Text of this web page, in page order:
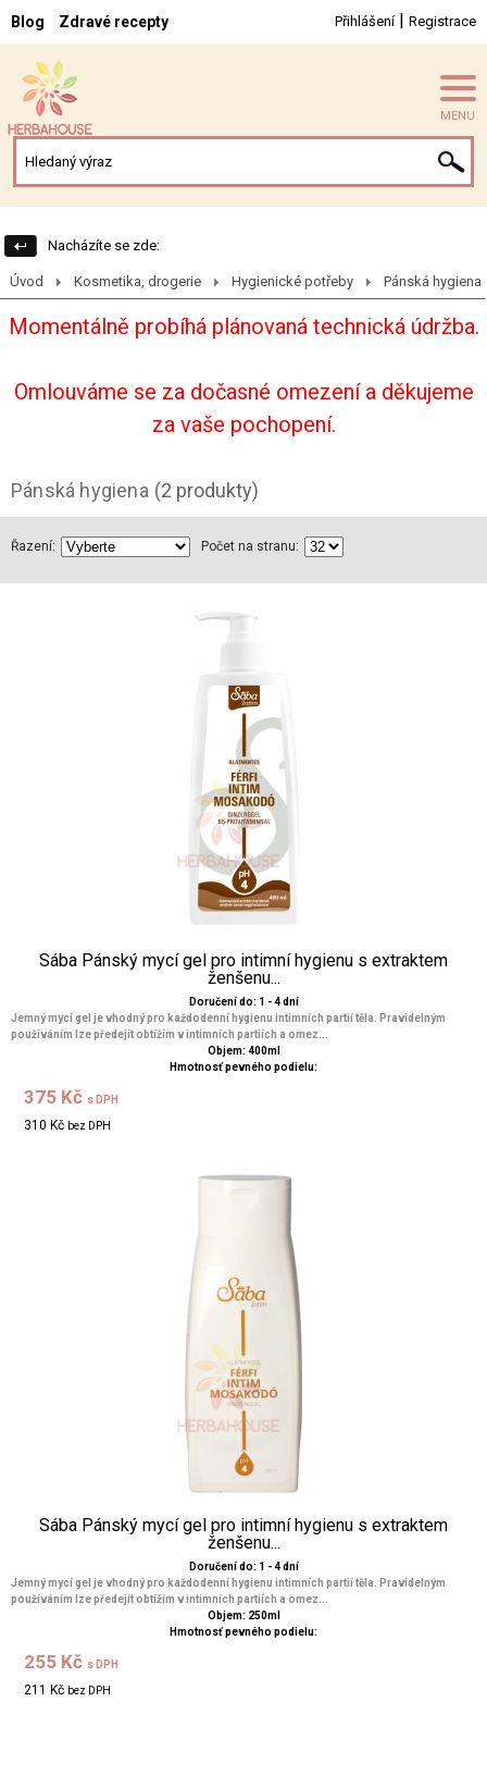
Blog Zdravé recepty Přihlášení| Registrace
MENU
Nacházíte se zde:
Úvod Kosmetika, drogerie Hygienické potřeby Pánská hygiena
Momentálně probíhá plánovaná technická údržba.
Omlouváme se za dočasné omezení a děkujeme
za vaše pochopení.
Pánská hygiena (2 produkty)
Řazení: Počet na stranu:
Sába Pánský mycí gel pro intimní hygienu s extraktem
ženšenu...
Doručení do: 1 - 4 dní
Jemný mycí gel je vhodný pro každodenní hygienu intimních partií těla. Pravidelným
používáním lze předejít obtížím v intimních partiích a omez...
Objem: 400ml
Hmotnosť pevného podielu:
375 Kč s DPH
310 Kč bez DPH
Sába Pánský mycí gel pro intimní hygienu s extraktem
ženšenu...
Doručení do: 1 - 4 dní
Jemný mycí gel je vhodný pro každodenní hygienu intimních partií těla. Pravidelným
používáním lze předejít obtížím v intimních partiích a omez...
Objem: 250ml
Hmotnosť pevného podielu:
255 Kč s DPH
211 Kč bez DPH